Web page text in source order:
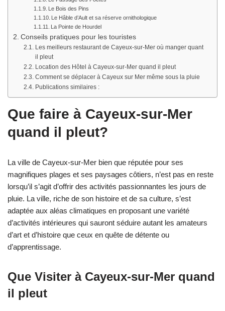
Le Bois des Pins
Le Hâble d’Ault et sa réserve ornithologique
La Pointe de Hourdel
Conseils pratiques pour les touristes
Les meilleurs restaurant de Cayeux-sur-Mer où manger quant
il pleut
Location des Hôtel à Cayeux-sur-Mer quand il pleut
Comment se déplacer à Cayeux sur Mer même sous la pluie
Publications similaires :
Que faire à Cayeux-sur-Mer
quand il pleut?
La ville de Cayeux-sur-Mer bien que réputée pour ses
magnifiques plages et ses paysages côtiers, n’est pas en reste
lorsqu’il s’agit d’offrir des activités passionnantes les jours de
pluie. La ville, riche de son histoire et de sa culture, s’est
adaptée aux aléas climatiques en proposant une variété
d’activités intérieures qui sauront séduire autant les amateurs
d’art et d’histoire que ceux en quête de détente ou
d’apprentissage.
Que Visiter à Cayeux-sur-Mer quand
il pleut